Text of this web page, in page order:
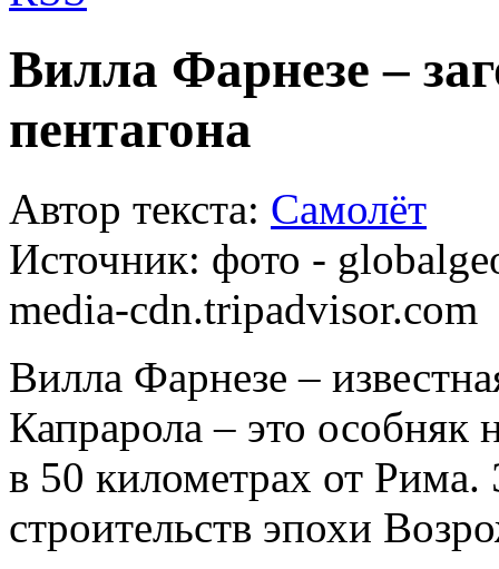
Вилла Фарнезе –
пентагона
Автор текста: Самолёт
Источник: фото -
media-cdn.tripadvisor.com
Вилла Фарнезе –
Капрарола – это особняк
в 50 километрах от
строительств эпохи